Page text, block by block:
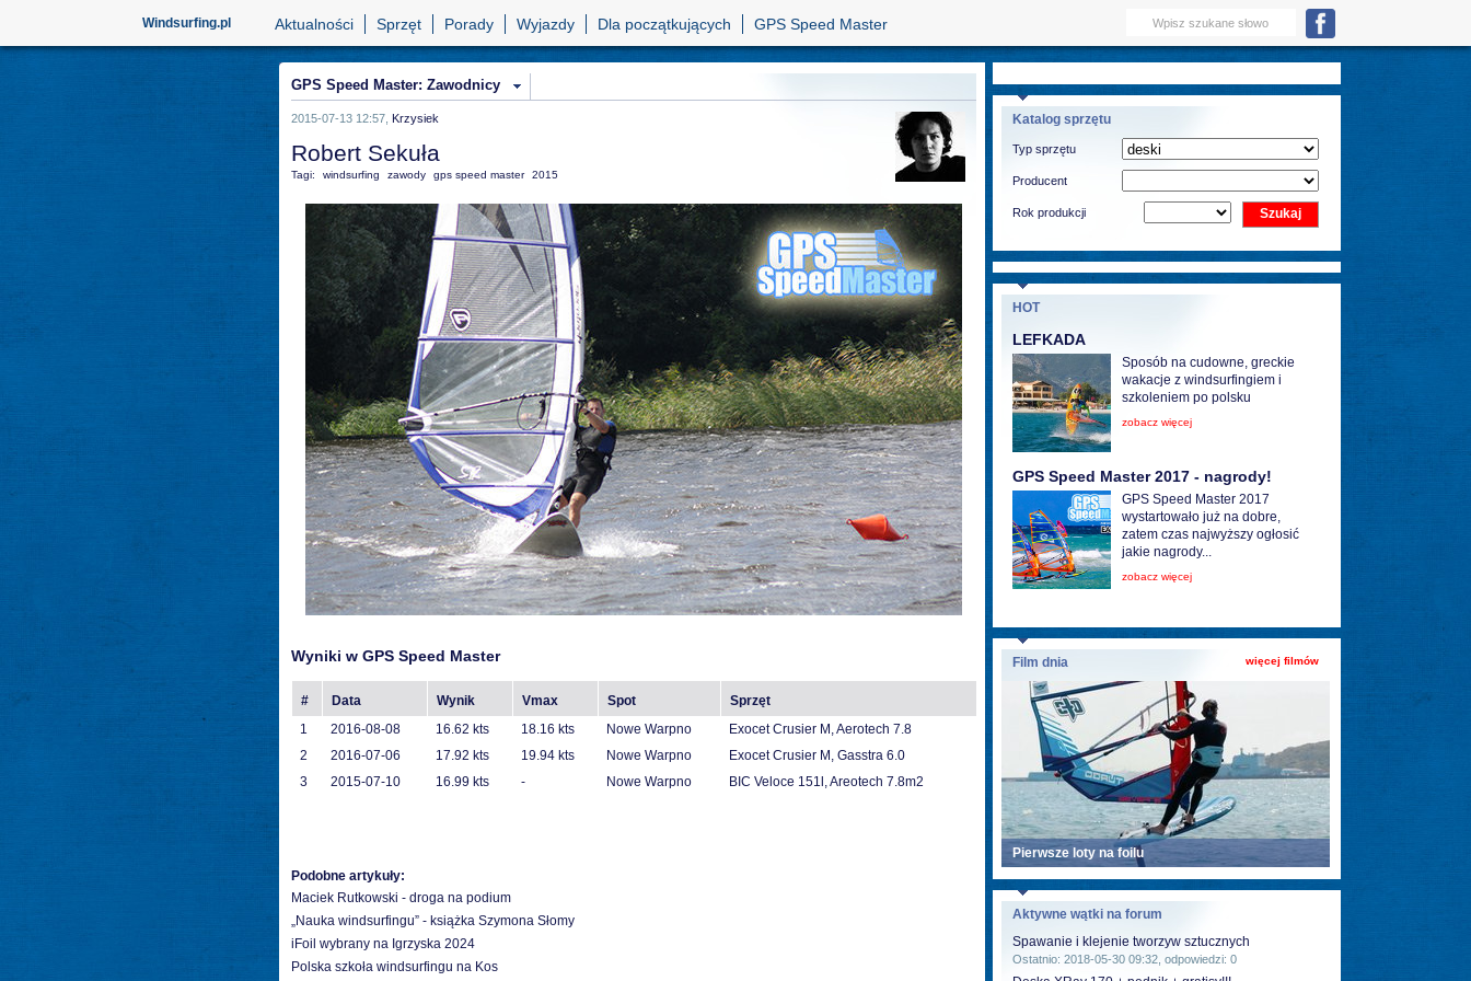
Windsurfing.pl Aktualności Sprzęt Porady Wyjazdy Dla początkujących GPS Speed Master
GPS Speed Master: Zawodnicy
2015-07-13 12:57, Krzysiek
Robert Sekuła
Tagi: windsurfing zawody gps speed master 2015
Wyniki w GPS Speed Master
# Data Wynik Vmax Spot
Sprzęt
1
2016-08-08 16.62 kts 18.16 kts Nowe Warpno
Exocet Crusier M, Aerotech 7.8
2
2016-07-06 17.92 kts 19.94 kts Nowe Warpno
Exocet Crusier M, Gasstra 6.0
3
2015-07-10 16.99 kts - Nowe Warpno BIC Veloce 151l, Areotech 7.8m2
Podobne artykuły:
Maciek Rutkowski - droga na podium
„Nauka windsurfingu” - książka Szymona Słomy
iFoil wybrany na Igrzyska 2024
Polska szkoła windsurfingu na Kos
Katalog sprzętu
Typ sprzętu
Producent
Rok produkcji
HOT
LEFKADA
Sposób na cudowne, greckie
wakacje z windsurfingiem i
szkoleniem po polsku
zobacz więcej
GPS Speed Master 2017 - nagrody!
GPS Speed Master 2017
wystartowało już na dobre,
zatem czas najwyższy ogłosić
jakie nagrody...
zobacz więcej
więcej filmów
Film dnia
Pierwsze loty na foilu
Aktywne wątki na forum
Spawanie i klejenie tworzyw sztucznych
Ostatnio: 2018-05-30 09:32, odpowiedzi: 0